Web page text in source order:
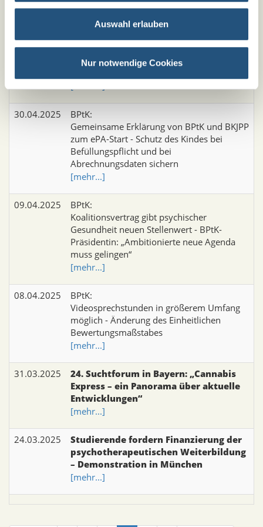
Auswahl erlauben
Nur notwendige Cookies
2025 gestartet - BPtK veröffentlicht
Informationsblätter für Patient*innen und
30.04.2025
BPtK:
Gemeinsame Erklärung von BPtK und BKJPP
zum ePA-Start - Schutz des Kindes bei
Befüllungspflicht und bei
Abrechnungsdaten sichern
[mehr...]
09.04.2025
BPtK:
Koalitionsvertrag gibt psychischer
Gesundheit neuen Stellenwert - BPtK-
Präsidentin: „Ambitionierte neue Agenda
muss gelingen“
[mehr...]
08.04.2025
BPtK:
Videosprechstunden in größerem Umfang
möglich - Änderung des Einheitlichen
Bewertungsmaßstabes
[mehr...]
31.03.2025
24. Suchtforum in Bayern: „Cannabis
Express – ein Panorama über aktuelle
Entwicklungen“
[mehr...]
24.03.2025
Studierende fordern Finanzierung der
psychotherapeutischen Weiterbildung
– Demonstration in München
[mehr...]